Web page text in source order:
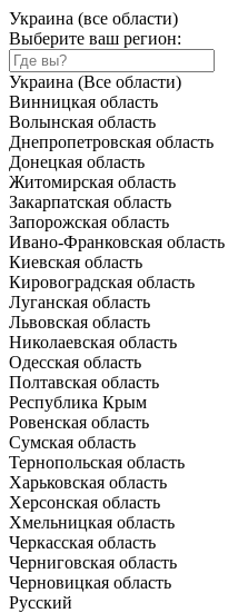
Украина (все области)
Выберите ваш регион:
Украина (Все области)
Винницкая область
Волынская область
Днепропетровская область
Донецкая область
Житомирская область
Закарпатская область
Запорожская область
Ивано-Франковская область
Киевская область
Кировоградская область
Луганская область
Львовская область
Николаевская область
Одесская область
Полтавская область
Республика Крым
Ровенская область
Сумская область
Тернопольская область
Харьковская область
Херсонская область
Хмельницкая область
Черкасская область
Черниговская область
Черновицкая область
Русский